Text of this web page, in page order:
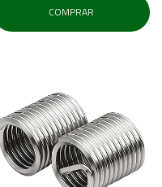
COMPRAR